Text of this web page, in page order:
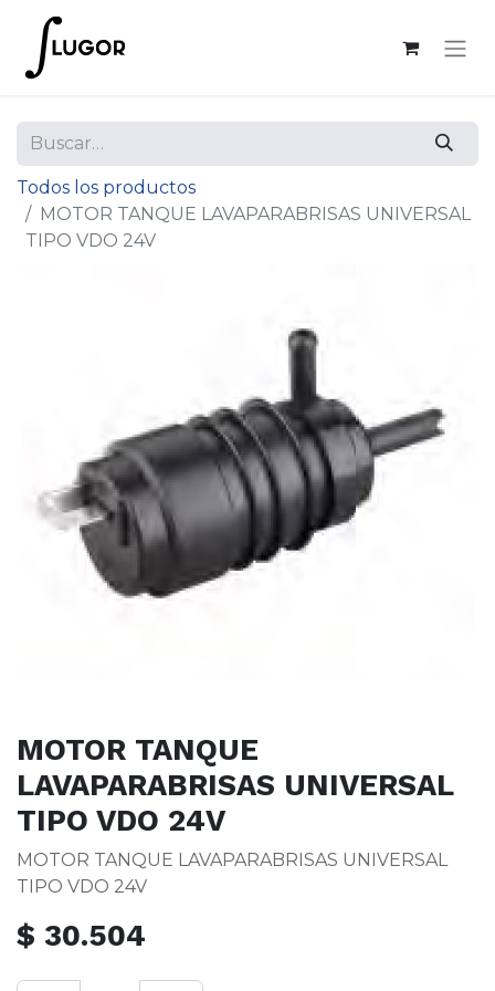
Todos los productos
MOTOR TANQUE LAVAPARABRISAS UNIVERSAL
TIPO VDO 24V
MOTOR TANQUE
LAVAPARABRISAS UNIVERSAL
TIPO VDO 24V
MOTOR TANQUE LAVAPARABRISAS UNIVERSAL
TIPO VDO 24V
$ 30.504